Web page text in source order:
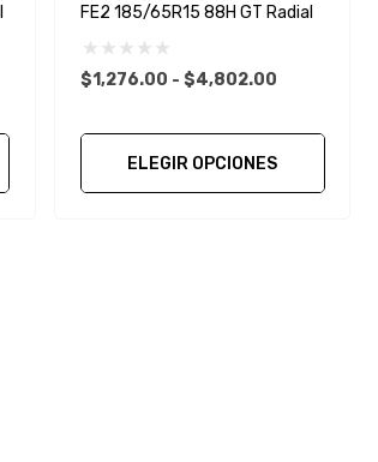
FE2 185/65R15 88H GT Radial
$1,276.00 - $4,802.00
ELEGIR OPCIONES